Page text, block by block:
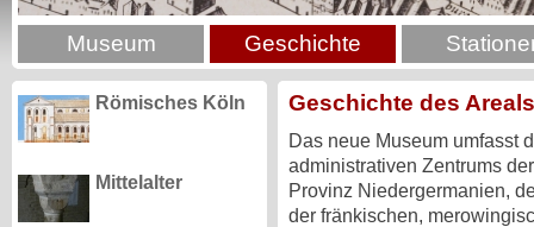
Museum Geschichte
Römisches Köln
Mittelalter
Geschichte des
Das neue Museum umfasst
administrativen Zentrums
Provinz Niedergermanien,
der fränkischen,